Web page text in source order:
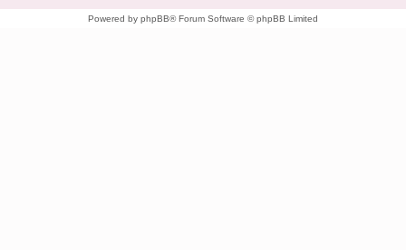
Powered by phpBB® Forum Software © phpBB Limited